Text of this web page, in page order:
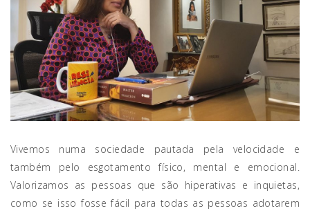
Vivemos numa sociedade pautada pela velocidade e
também pelo esgotamento físico, mental e emocional.
Valorizamos as pessoas que são hiperativas e inquietas,
como se isso fosse fácil para todas as pessoas adotarem